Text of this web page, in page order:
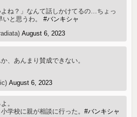
ね？」なんて話しかけてるの…ちょっ
いと思うわ。#バンキシャ
August 6, 2023
、あんまり賛成できない。
August 6, 2023
。
学校に親が相談に行った。#バンキシャ